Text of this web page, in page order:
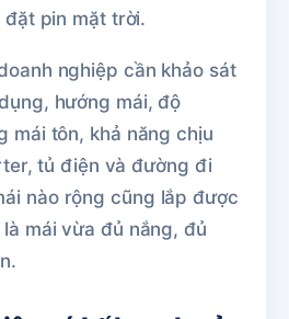
đặt pin mặt trời.
nghiệp cần khảo sát
hướng mái, độ
mái tôn, khả năng chịu
tủ điện và đường đi
nào rộng cũng lắp được
mái vừa đủ nắng, đủ